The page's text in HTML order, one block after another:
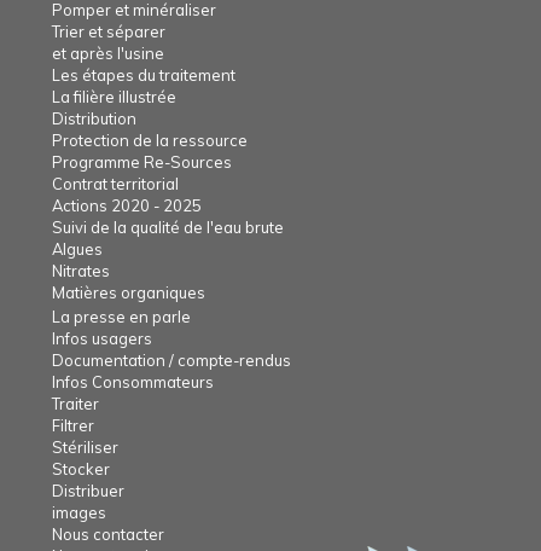
Pomper et minéraliser
Trier et séparer
et après l'usine
Les étapes du traitement
La filière illustrée
Distribution
Protection de la ressource
Programme Re-Sources
Contrat territorial
Actions 2020 - 2025
Suivi de la qualité de l'eau brute
Algues
Nitrates
Matières organiques
La presse en parle
Infos usagers
Documentation / compte-rendus
Infos Consommateurs
Traiter
Filtrer
Stériliser
Stocker
Distribuer
images
Nous contacter